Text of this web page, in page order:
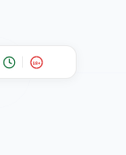
18+